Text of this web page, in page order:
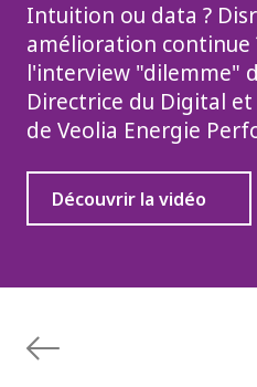
Intuition ou data ?
amélioration continue
l'interview "dilemme"
Directrice du Digital
de Veolia Energie
Découvrir la vidéo